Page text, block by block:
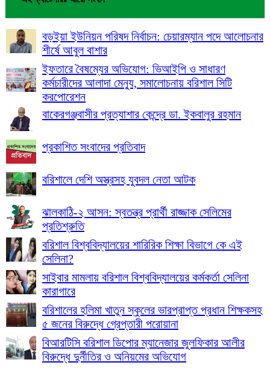
বড়ইয়া ইউনিয়ন পরিষদ নির্বাচন: চেয়ারম্যান পদে আলোচনার
শীর্ষে আবুল বাশার
ইফতারে বৈষম্যের অভিযোগ: ভিআইপি ও সাধারণ
কর্মচারীদের আলাদা মেন্যু, সমালোচনায় বরিশাল সিটি
করপোরেশন
বাকেরগঞ্জবাসীর প্রত্যাশার কেন্দ্রে ডা. ইকবালুর রহমান
প্রকাশিত সংবাদের প্রতিবাদ
বরিশালে দেশি অস্ত্রসহ যুবদল নেতা আটক
ঝালকাঠি-২ আসন: স্বতন্ত্র প্রার্থী রাজ্জাক সেলিমের
প্রতিশ্রুতি
বরিশাল বিশ্ববিদ্যালয়ের শারিরিক শিক্ষা বিভাগে কে এই
সেলিনা?
সাইবার মামলায় বরিশাল বিশ্ববিদ্যালয়ের কর্মকর্তা সেলিনা
কারাগারে
বরিশালের হলিমা খাতুন স্কুলের ভারপ্রাপ্ত প্রধান শিক্ষকসহ
৫ জনের বিরুদ্ধে গ্রেপ্তারী পরোয়ানা
বিআরটিসি বরিশাল ডিপোর ম্যানেজার জুলফিকার আলীর
বিরুদ্ধে দুর্নীতির ও অনিয়মের অভিযোগ